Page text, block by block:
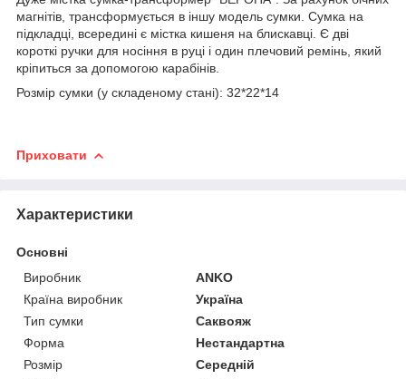
магнітів, трансформується в іншу модель сумки. Сумка на
підкладці, всередині є містка кишеня на блискавці. Є дві
короткі ручки для носіння в руці і один плечовий ремінь, який
кріпиться за допомогою карабінів.
Розмір сумки (у складеному стані): 32*22*14
Приховати
Характеристики
Основні
Виробник
ANKO
Країна виробник
Україна
Тип сумки
Саквояж
Форма
Нестандартна
Розмір
Середній